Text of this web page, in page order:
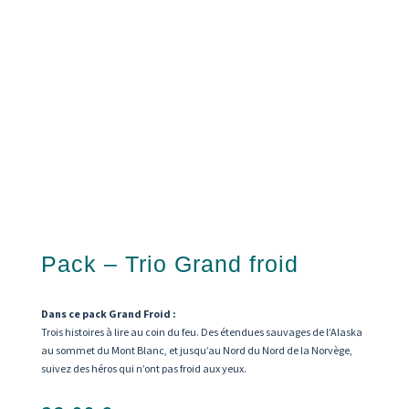
Pack – Trio Grand froid
Dans ce pack Grand Froid :
Trois histoires à lire au coin du feu. Des étendues sauvages de l’Alaska
au sommet du Mont Blanc, et jusqu’au Nord du Nord de la Norvège,
suivez des héros qui n’ont pas froid aux yeux.